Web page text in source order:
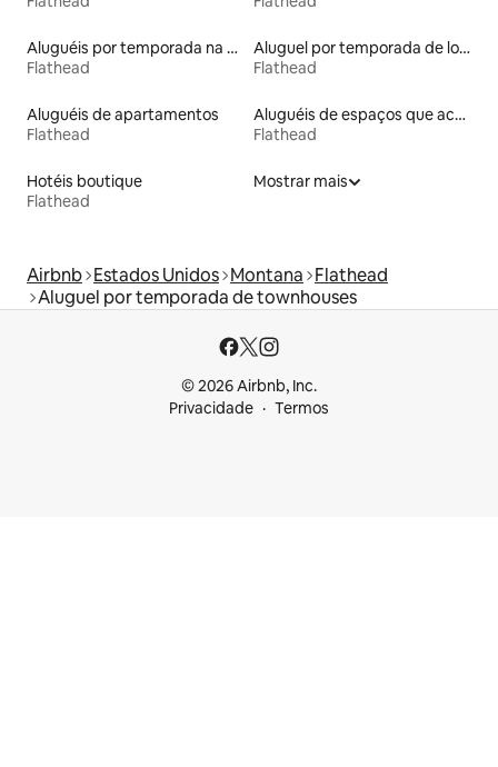
Aluguéis por temporada na orla
Flathead
Aluguel por temporada de lofts
Flathead
Aluguéis de apartamentos
Flathead
Aluguéis de espaços que aceitam animais de estimação
Flathead
Hotéis boutique
Flathead
Mostrar mais
Airbnb Estados Unidos Montana Flathead
Aluguel por temporada de townhouses
© 2026 Airbnb, Inc.
Privacidade
Termos